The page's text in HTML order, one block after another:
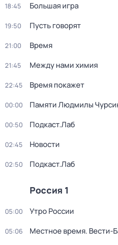
18:45 Большая игра
19:50 Пусть говорят
21:00 Время
21:45 Между нами химия
22:45 Время покажет
00:00 Памяти Людмилы
00:50 Подкаст.Лаб
02:45 Новости
02:50 Подкаст.Лаб
Россия 1
05:00 Утро России
05:06 Местное время. Вести-